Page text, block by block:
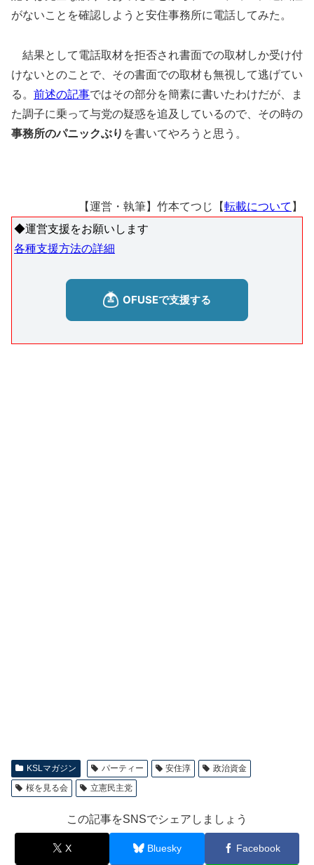
がないことを確認しようと安住事務所に電話してみた。
結果として電話取材を拒否され書面での取材しか受け付
けないとのことで、その書面での取材も無視して逃げてい
る。 前述の記事ではその部分を簡素に書いたわけだが、ま
た調子に乗って与党の疑惑を追及しているので、その時の
事務所のパニックぶり を書いてやろうと思う。
【運営・執筆】竹本てつじ【転載について 】
◆運営支援をお願いします
各種支援方法の詳細
KSLマガジン パーティー 安住淳
政治資金
桜を見る会
立憲民主党
この記事をSNSでシェアしましょう
X Bluesky Facebook